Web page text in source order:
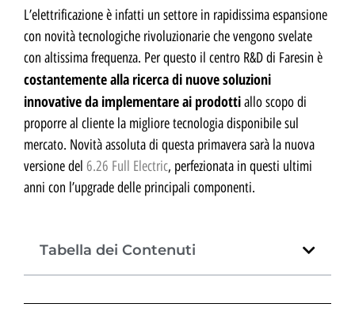
L’elettrificazione è infatti un settore in rapidissima espansione
con novità tecnologiche rivoluzionarie che vengono svelate
con altissima frequenza. Per questo il centro R&D di Faresin è
costantemente alla ricerca di nuove soluzioni
innovative da implementare ai prodottiallo scopo di
proporre al cliente la migliore tecnologia disponibile sul
mercato. Novità assoluta di questa primavera sarà la nuova
versione del 6.26 Full Electric, perfezionata in questi ultimi
anni con l’upgrade delle principali componenti.
Tabella dei Contenuti